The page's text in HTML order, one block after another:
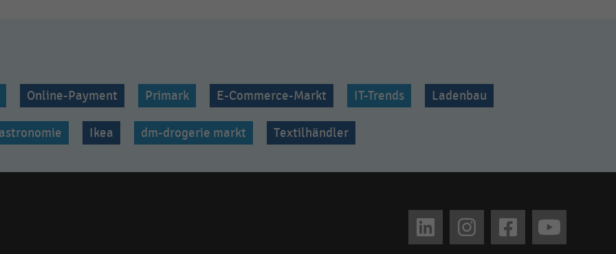
Online-Payment Primark E-Commerce-Markt IT-Trends Ladenbau
Ikea dm-drogerie markt Textilhändler